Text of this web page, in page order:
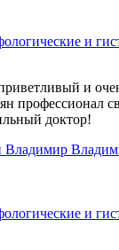
и
и
профессионал
доктор!
Владимир
и